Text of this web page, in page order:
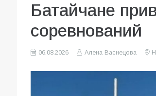
Батайчане
соревнований
06.08.2026 Алена Васнецова